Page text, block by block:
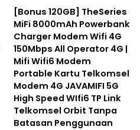
[Bonus 120GB] TheSeries
MiFi 8000mAh Powerbank
Charger Modem Wifi 4G
150Mbps All Operator 4G |
Mifi Wifi6 Modem
Portable Kartu Telkomsel
Modem 4G JAVAMIFI 5G
High Speed WIfi6 TP Link
Telkomsel Orbit Tanpa
Batasan Penggunaan